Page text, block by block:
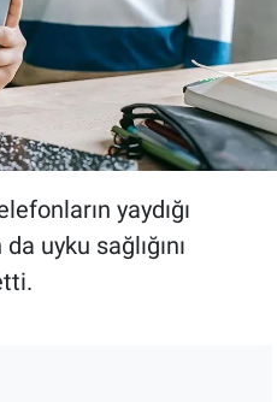
yaydığı
uyku sağlığını